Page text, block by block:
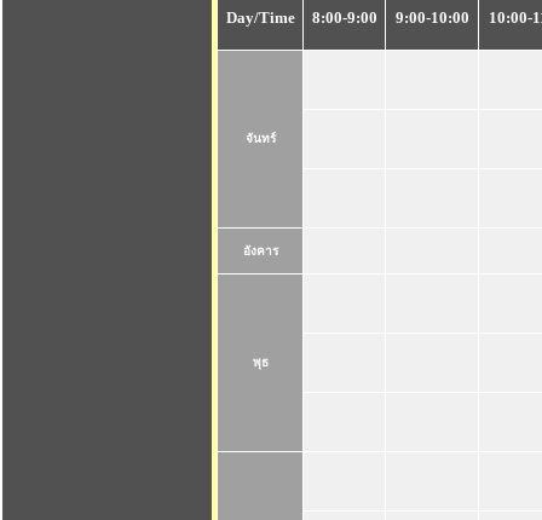
Day/Time 8:00-9:00 9:00-10:00 10:00-
จันทร์
อังคาร
พุธ